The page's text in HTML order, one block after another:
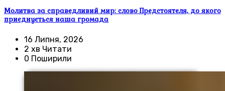
Молитва за справедливий мир: слово Предстоятеля, до якого
приєднується наша громада
16 Липня, 2026
2 хв Читати
0 Поширили